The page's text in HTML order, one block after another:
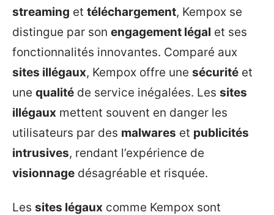
streaming et téléchargement, Kempox se
distingue par son engagement légal et ses
fonctionnalités innovantes. Comparé aux
sites illégaux, Kempox offre une sécurité et
une qualité de service inégalées. Les sites
illégaux mettent souvent en danger les
utilisateurs par des malwares et publicités
intrusives, rendant l’expérience de
visionnage désagréable et risquée.
Les sites légaux comme Kempox sont